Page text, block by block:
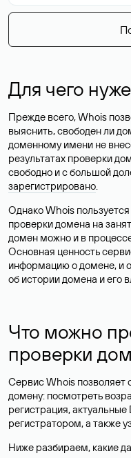
Для чего
Прежде всего, Whois
выяснить, свободен ли
доменному имени не
результатах проверки
свободно и с большой
зарегистрировано.
Однако Whois
проверки домена на
домен можно и в
Основная ценность
информацию о домене, и
об истории домена и его
Что можно
проверки
Сервис Whois позволяет
домену: посмотреть
регистрация,
регистратором, а также
Ниже разбираем, какие